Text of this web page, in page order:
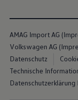
AMAG Import AG
Volkswagen AG
Datenschutz
Technische